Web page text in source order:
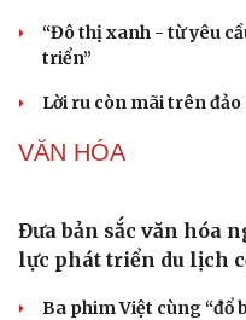
Văn hóa
Sân khấu - Điện ảnh
“Đô thị xanh - từ yêu
triển”
Lời ru còn mãi trên đảo
VĂN HÓA
Đưa bản sắc văn hóa
lực phát triển du lịch
Ba phim Việt cùng “đổ